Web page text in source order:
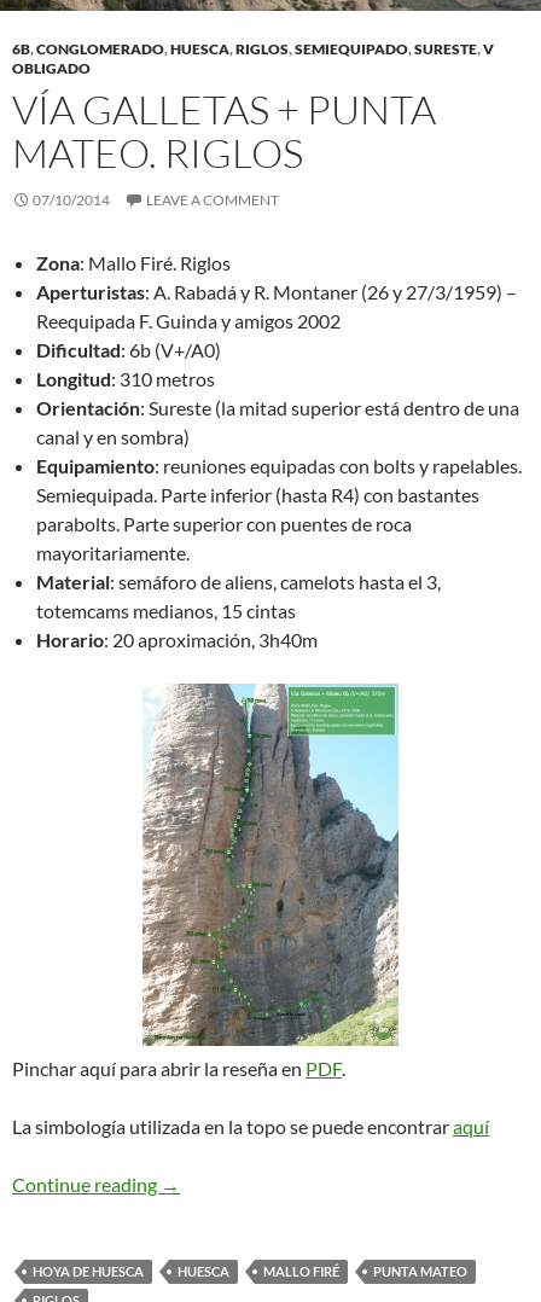
6B,CONGLOMERADO,HUESCA,RIGLOS,SEMIEQUIPADO,SURESTE,V
OBLIGADO
VÍA GALLETAS + PUNTA
MATEO. RIGLOS
07/10/2014 LEAVE A COMMENT
Zona: Mallo Firé. Riglos
Aperturistas: A. Rabadá y R. Montaner (26 y 27/3/1959) –
Reequipada F. Guinda y amigos 2002
Dificultad: 6b (V+/A0)
Longitud: 310 metros
Orientación: Sureste (la mitad superior está dentro de una
canal y en sombra)
Equipamiento: reuniones equipadas con bolts y rapelables.
Semiequipada. Parte inferior (hasta R4) con bastantes
parabolts. Parte superior con puentes de roca
mayoritariamente.
Material: semáforo de aliens, camelots hasta el 3,
totemcams medianos, 15 cintas
Horario: 20 aproximación, 3h40m
Pinchar aquí para abrir la reseña en PDF.
La simbología utilizada en la topo se puede encontraraquí
Continue reading Vía Galletas + Punta Mateo. Riglos
→
HOYA DE HUESCA HUESCA MALLO FIRÉ
PUNTA MATEO